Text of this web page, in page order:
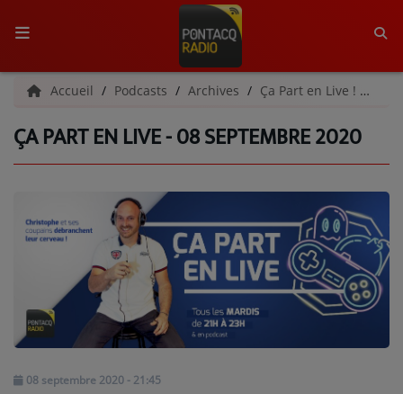
ACCUEIL
RADIO
L'ÉQUIPE
GRILLE DES PROGRAMMES
C'ÉTAIT QUOI CE TITRE ?
MÉDIAS
PODCASTS - SAISON 2026/2027
Accueil Podcasts Archives Ça Part en Live ! | Archives
ÇA PART EN LIVE - 08 SEPTEMBRE 2020
08 septembre 2020 - 21:45